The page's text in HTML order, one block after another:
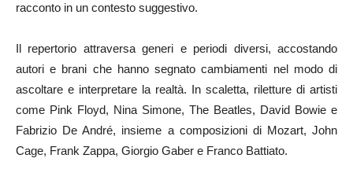
racconto in un contesto suggestivo.
Il repertorio attraversa generi e periodi diversi, accostando
autori e brani che hanno segnato cambiamenti nel modo di
ascoltare e interpretare la realtà. In scaletta, riletture di artisti
come Pink Floyd, Nina Simone, The Beatles, David Bowie e
Fabrizio De André, insieme a composizioni di Mozart, John
Cage, Frank Zappa, Giorgio Gaber e Franco Battiato.